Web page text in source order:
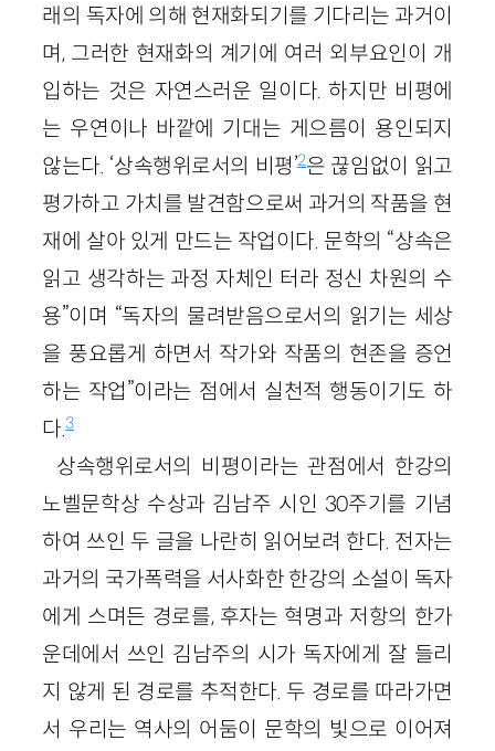
래의 독자에 의해 현재화되기를 기다리는 과거이
며, 그러한 현재화의 계기에 여러 외부요인이 개
입하는 것은 자연스러운 일이다. 하지만 비평에
는 우연이나 바깥에 기대는 게으름이 용인되지
않는다. ‘상속행위로서의 비평’2은 끊임없이 읽고
평가하고 가치를 발견함으로써 과거의 작품을 현
재에 살아 있게 만드는 작업이다. 문학의 “상속은
읽고 생각하는 과정 자체인 터라 정신 차원의 수
용”이며 “독자의 물려받음으로서의 읽기는 세상
을 풍요롭게 하면서 작가와 작품의 현존을 증언
하는 작업”이라는 점에서 실천적 행동이기도 하
다.3
상속행위로서의 비평이라는 관점에서 한강의
노벨문학상 수상과 김남주 시인 30주기를 기념
하여 쓰인 두 글을 나란히 읽어보려 한다. 전자는
과거의 국가폭력을 서사화한 한강의 소설이 독자
에게 스며든 경로를, 후자는 혁명과 저항의 한가
운데에서 쓰인 김남주의 시가 독자에게 잘 들리
지 않게 된 경로를 추적한다. 두 경로를 따라가면
서 우리는 역사의 어둠이 문학의 빛으로 이어져